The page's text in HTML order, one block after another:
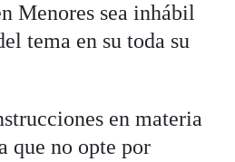
Menores sea inhábil
tema en su toda su
en materia
que no opte por